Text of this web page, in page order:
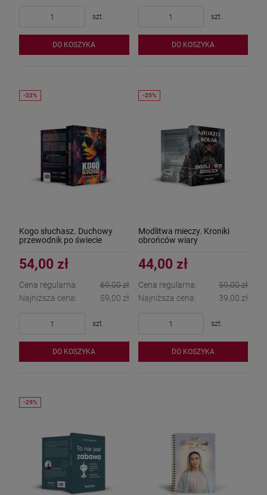
szt.
DO KOSZYKA
szt.
DO KOSZYKA
Kogo słuchasz. Duchowy
przewodnik po świecie
Kasjaniuk
54,00 zł
Cena regularna:
69,00 zł
Najniższa cena:
59,00 zł
szt.
DO KOSZYKA
Modlitwa mieczy. Kroniki
obrońców wiary
44,00 zł
Cena regularna:
59,00 zł
Najniższa cena:
39,00 zł
szt.
DO KOSZYKA